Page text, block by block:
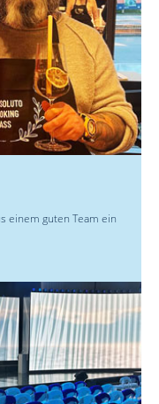
einem guten Team ein